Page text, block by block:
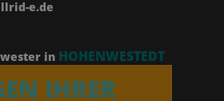
e.de
in HOHENWESTEDT
IHRER